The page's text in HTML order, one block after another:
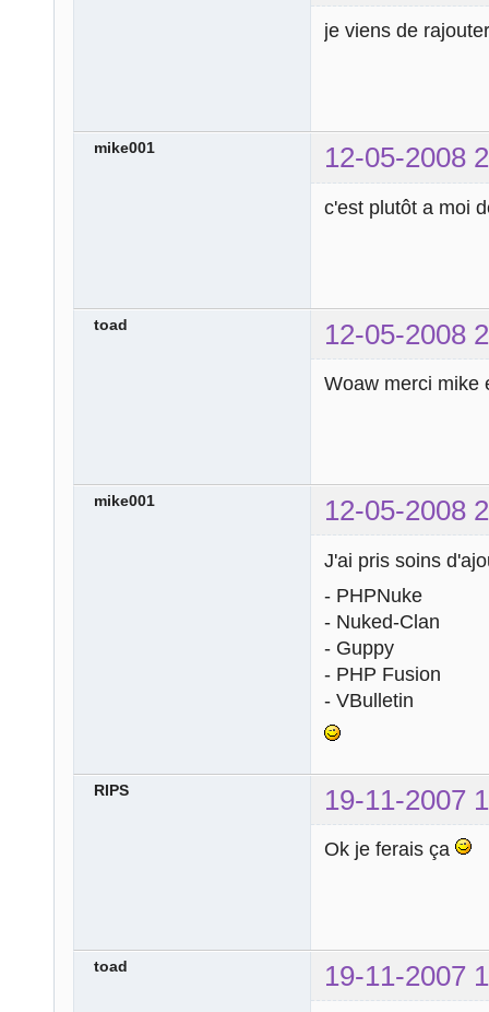
je viens de
mike001 12-05-2008
c'est plutôt a moi
toad 12-05-2008
Woaw merci mike
mike001 12-05-2008
J'ai pris soins
- PHPNuke
- Nuked-Clan
- Guppy
- PHP Fusion
- VBulletin
RIPS 19-11-2007
Ok je ferais ça
toad 19-11-2007